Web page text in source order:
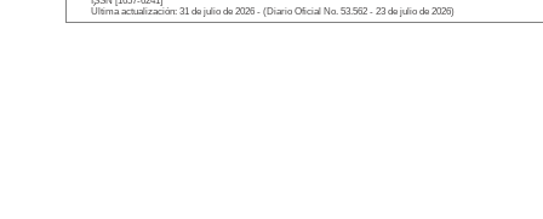
Última actualización: 31 de julio de 2026 - (Diario Oficial No. 53.562 - 23 de julio de 2026)